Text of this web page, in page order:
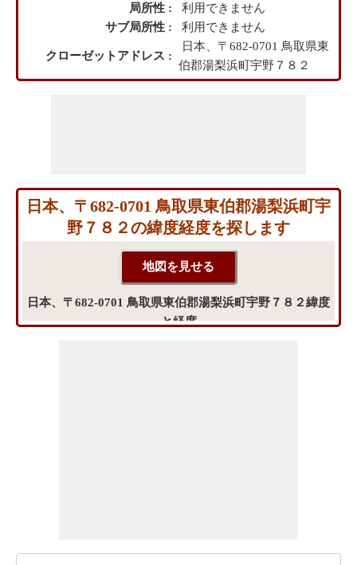
局所性 :
利用できません
サブ局所性 :
利用できません
クローゼットアドレス :
日本、〒682-0701 鳥取県東
伯郡湯梨浜町宇野７８２
日本、〒682-0701 鳥取県東伯郡湯梨浜町宇
野７８２の緯度経度を探します
日本、〒682-0701 鳥取県東伯郡湯梨浜町宇野７８２緯度
と経度